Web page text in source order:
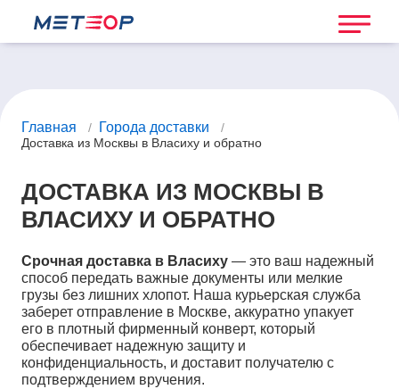
Главная / Города доставки
/
Доставка из Москвы в Власиху и обратно
ДОСТАВКА ИЗ МОСКВЫ В
ВЛАСИХУ И ОБРАТНО
Срочная доставка в Власиху — это ваш надежный
способ передать важные документы или мелкие
грузы без лишних хлопот. Наша курьерская служба
заберет отправление в Москве, аккуратно упакует
его в плотный фирменный конверт, который
обеспечивает надежную защиту и
конфиденциальность, и доставит получателю с
подтверждением вручения.